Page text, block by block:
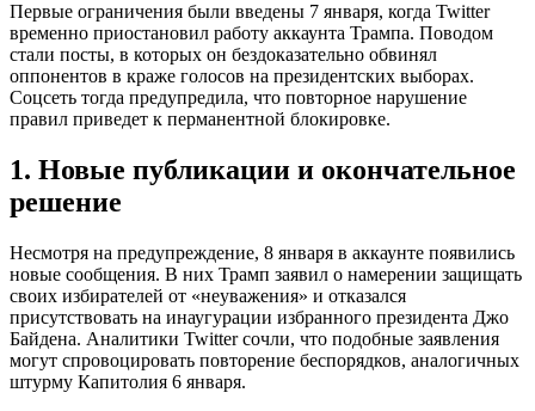
Первые ограничения были введены 7 января, когда Twitter
временно приостановил работу аккаунта Трампа. Поводом
стали посты, в которых он бездоказательно обвинял
оппонентов в краже голосов на президентских выборах.
Соцсеть тогда предупредила, что повторное нарушение
правил приведет к перманентной блокировке.
1. Новые публикации и окончательное
решение
Несмотря на предупреждение, 8 января в аккаунте появились
новые сообщения. В них Трамп заявил о намерении защищать
своих избирателей от «неуважения» и отказался
присутствовать на инаугурации избранного президента Джо
Байдена. Аналитики Twitter сочли, что подобные заявления
могут спровоцировать повторение беспорядков, аналогичных
штурму Капитолия 6 января.